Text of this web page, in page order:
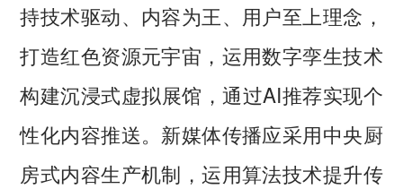
持技术驱动、内容为王、用户至上理念，
打造红色资源元宇宙，运用数字孪生技术
构建沉浸式虚拟展馆，通过AI推荐实现个
性化内容推送。新媒体传播应采用中央厨
房式内容生产机制，运用算法技术提升传